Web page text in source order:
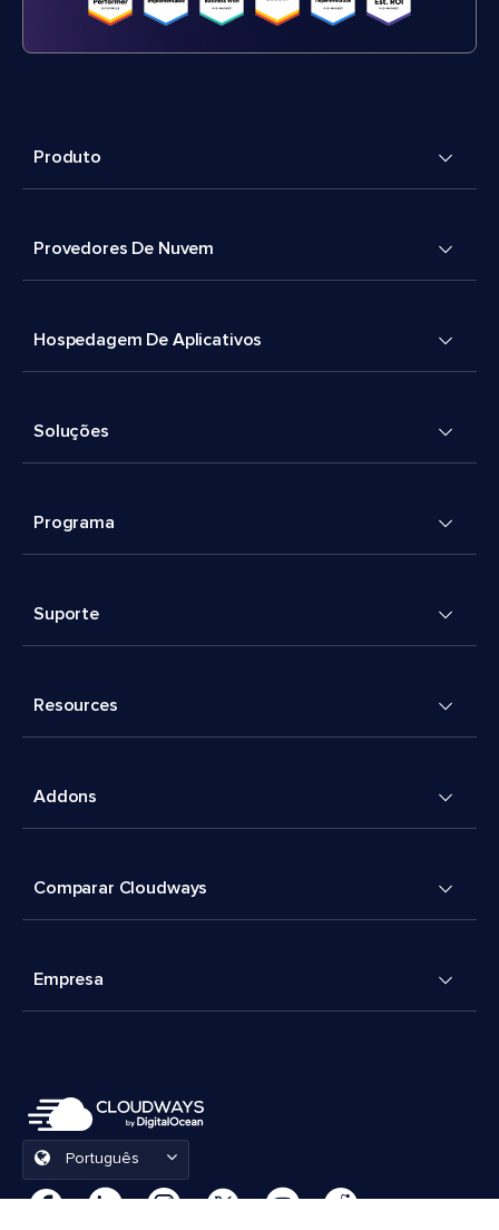
Produto
Provedores De Nuvem
Hospedagem De Aplicativos
Soluções
Programa
Suporte
Resources
Addons
Comparar Cloudways
Empresa
Português